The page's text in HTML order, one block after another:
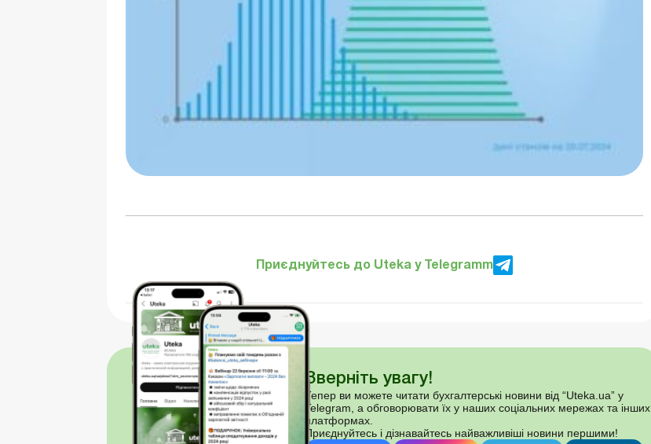
Приєднуйтесь до Uteka у Telegramm
Зверніть увагу!
Тепер ви можете читати бухгалтерські новини від “Uteka.ua” у
Telegram, а обговорювати їх у наших соціальних мережах та інших
платформах.
Приєднуйтесь і дізнавайтесь найважливіші новини першими!